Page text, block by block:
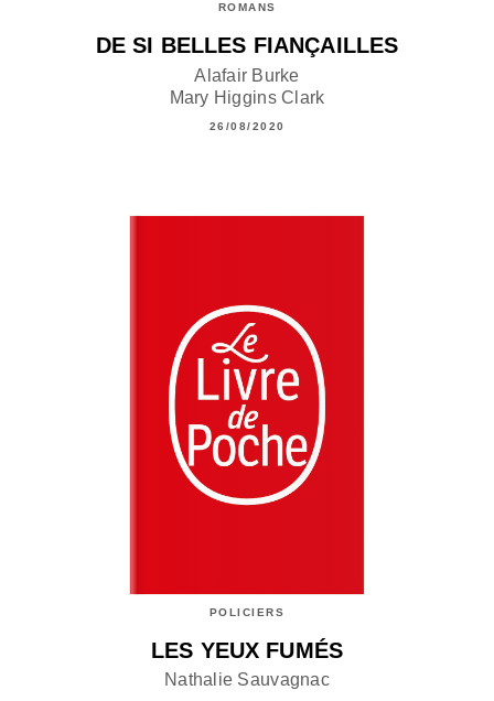
ROMANS
DE SI BELLES FIANÇAILLES
Alafair Burke
Mary Higgins Clark
26/08/2020
POLICIERS
LES YEUX FUMÉS
Nathalie Sauvagnac